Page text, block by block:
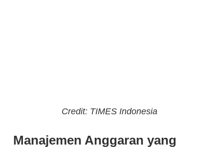
Credit: TIMES Indonesia
Manajemen Anggaran yang